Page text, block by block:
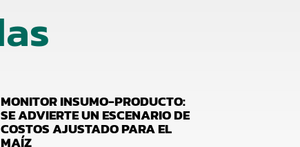
MONITOR INSUMO-PRODUCTO:
SE ADVIERTE UN ESCENARIO DE
COSTOS AJUSTADO PARA EL
MAÍZ